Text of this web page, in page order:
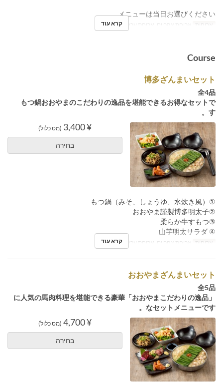
メニューは当日お選びください。
ארוחות ארוחת צהריים, ארוחת ערב קרא עוד
Course
博多ざんまいセット
全4品
もつ鍋おおやまのこだわりの逸品を堪能できるお得なセットで
す。
¥ 3,400 (מס כלול)
בחירה
①もつ鍋（みそ、しょうゆ、水炊き風）
②おおやま謹製博多明太子
③柔らか牛すもつ
④ 山芋明太サラダ
ארוחות ארוחת צהריים, ארוחת ערב קרא עוד
おおやまざんまいセット
全5品
「おおやまこだわりの逸品」に人気の馬肉料理を堪能できる豪華
なセットメニューです。
¥ 4,700 (מס כלול)
בחירה